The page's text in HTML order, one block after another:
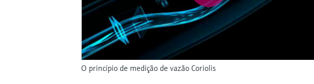
O princípio de medição de vazão Coriolis